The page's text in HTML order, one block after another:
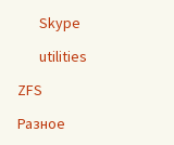
Skype
utilities
ZFS
Разное